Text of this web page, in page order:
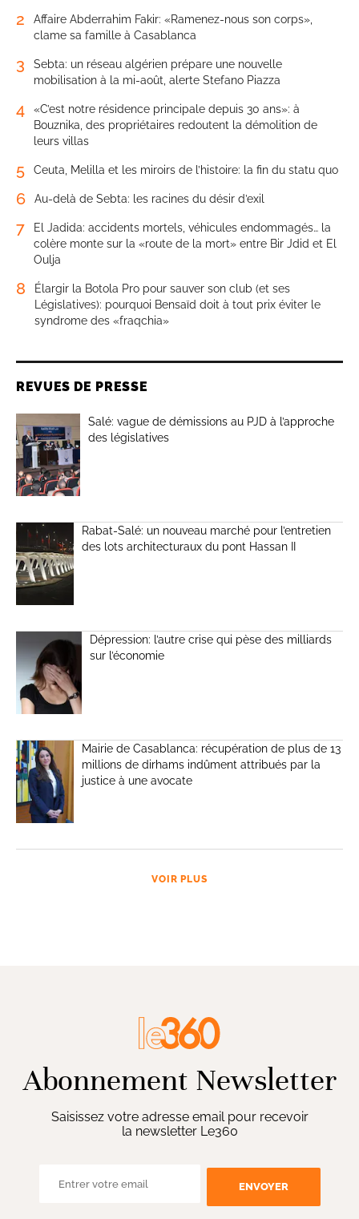
2
Affaire Abderrahim Fakir: «Ramenez-nous son corps»,
clame sa famille à Casablanca
3
Sebta: un réseau algérien prépare une nouvelle
mobilisation à la mi-août, alerte Stefano Piazza
4
«C’est notre résidence principale depuis 30 ans»: à
Bouznika, des propriétaires redoutent la démolition de
leurs villas
5 Ceuta, Melilla et les miroirs de l’histoire: la fin du statu quo
6 Au-delà de Sebta: les racines du désir d’exil
7
El Jadida: accidents mortels, véhicules endommagés… la
colère monte sur la «route de la mort» entre Bir Jdid et El
Oulja
8
Élargir la Botola Pro pour sauver son club (et ses
Législatives): pourquoi Bensaïd doit à tout prix éviter le
syndrome des «fraqchia»
REVUES DE PRESSE
Salé: vague de démissions au PJD à l’approche
des législatives
Rabat-Salé: un nouveau marché pour l’entretien
des lots architecturaux du pont Hassan II
Dépression: l’autre crise qui pèse des milliards
sur l’économie
Mairie de Casablanca: récupération de plus de 13
millions de dirhams indûment attribués par la
justice à une avocate
VOIR PLUS
Abonnement Newsletter
Saisissez votre adresse email pour recevoir
la newsletter Le360
ENVOYER